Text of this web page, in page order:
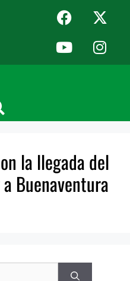
la llegada del
Buenaventura